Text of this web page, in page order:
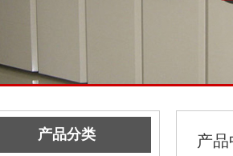
产品分类 产品